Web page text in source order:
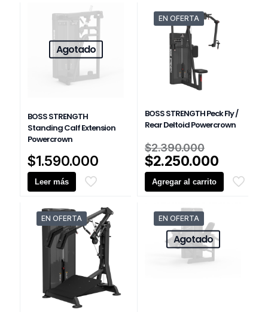
Agotado
BOSS STRENGTH
Standing Calf Extension
Powercrown
$1.590.000
Leer más
EN OFERTA
BOSS STRENGTH Peck Fly /
Rear Deltoid Powercrown
$2.390.000
precio
original
era:
$2.250.000
precio
actual
Agregar al carrito
EN OFERTA EN OFERTA
Agotado